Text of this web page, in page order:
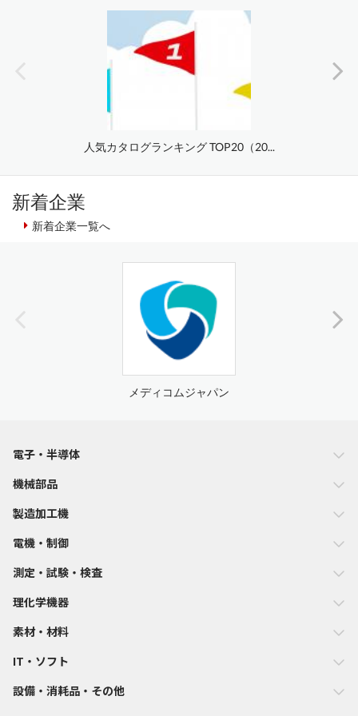
人気カタログランキング TOP20（20...
新着企業
新着企業一覧へ
メディコムジャパン
電子・半導体
機械部品
製造加工機
電機・制御
測定・試験・検査
理化学機器
素材・材料
IT・ソフト
設備・消耗品・その他